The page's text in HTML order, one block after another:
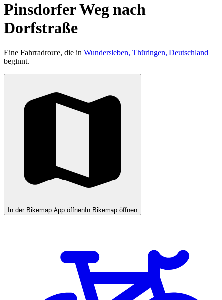
Pinsdorfer Weg nach
Dorfstraße
Eine Fahrradroute, die in Wundersleben, Thüringen, Deutschland
beginnt.
In der Bikemap App öffnen In Bikemap öffnen